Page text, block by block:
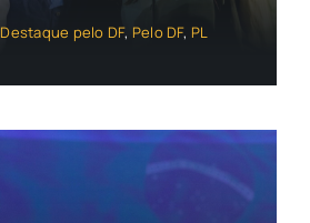
Destaque pelo DF, Pelo DF, PL